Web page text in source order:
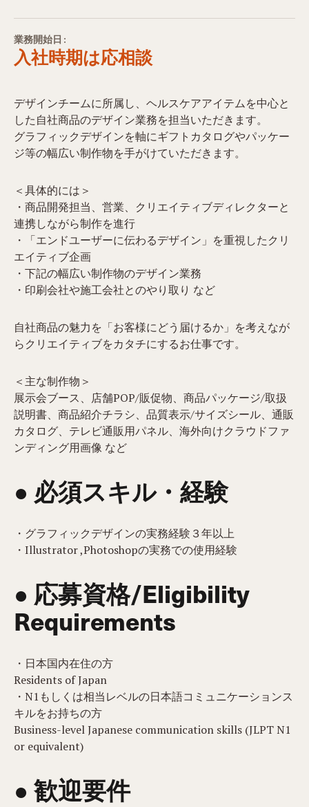
業務開始日:
入社時期は応相談
デザインチームに所属し、ヘルスケアアイテムを中心と
した自社商品のデザイン業務を担当いただきます。
グラフィックデザインを軸にギフトカタログやパッケー
ジ等の幅広い制作物を手がけていただきます。
＜具体的には＞
・商品開発担当、営業、クリエイティブディレクターと
連携しながら制作を進行
・「エンドユーザーに伝わるデザイン」を重視したクリ
エイティブ企画
・下記の幅広い制作物のデザイン業務
・印刷会社や施工会社とのやり取り など
自社商品の魅力を「お客様にどう届けるか」を考えなが
らクリエイティブをカタチにするお仕事です。
＜主な制作物＞
展示会ブース、店舗POP/販促物、商品パッケージ/取扱
説明書、商品紹介チラシ、品質表示/サイズシール、通販
カタログ、テレビ通販用パネル、海外向けクラウドファ
ンディング用画像 など
● 必須スキル・経験
・グラフィックデザインの実務経験３年以上
・Illustrator ,Photoshopの実務での使用経験
● 応募資格/Eligibility
Requirements
・日本国内在住の方
Residents of Japan
・N1もしくは相当レベルの日本語コミュニケーションス
キルをお持ちの方
Business-level Japanese communication skills (JLPT N1
or equivalent)
● 歓迎要件